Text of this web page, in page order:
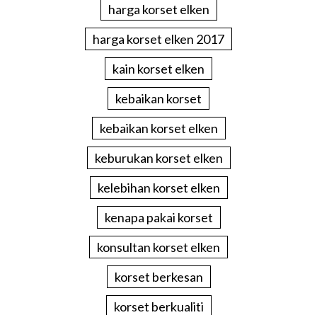
harga korset elken
harga korset elken 2017
kain korset elken
kebaikan korset
kebaikan korset elken
keburukan korset elken
kelebihan korset elken
kenapa pakai korset
konsultan korset elken
korset berkesan
korset berkualiti